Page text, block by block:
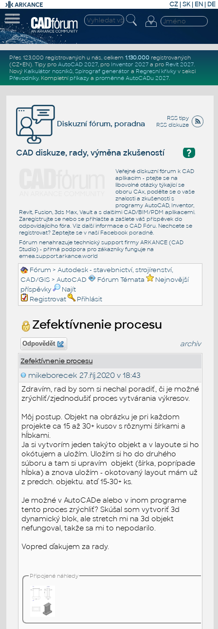
CZ | SK| EN | DE
Přes 123.000 registrovaných u nás, celkem 1.130.000registrovaných
(CZ+EN). Tipy pro AutoCAD 2027, pro Inventor 2027a pro Revit 2027.
Nový Kalkulátor nosníků, Spirograf generátor a Regresní křivkyv sekci
Převodníky. Kompletní příkazya proměnné AutoCADu 2027.
RSS tipy
RSS diskuze
Diskuzní fórum, poradna
?
CAD diskuze, rady, výměna zkušeností
Veřejné diskuzní fórum k CAD
aplikacím - ptejte se na
libovolné otázky týkající se
oboru CAx, podělte se o vaše
znalosti a zkušenosti s
programy AutoCAD, Inventor,
Revit, Fusion, 3ds Max, Vault a s dalšími CAD/BIM/PDM aplikacemi.
Zaregistrujte se nebo se přihlašte a zašlete váš příspěvek do
odpovídajícího fóra. Viz další informace o CAD Fóru. Nechcete se
registrovat? Zeptejte se v naší Facebook poradně.
Fórum nenahrazuje technický support firmy ARKANCE (CAD
Studio) - přímá podpora pro zákazníky funguje na
emea.support.arkance.world
Fórum >Autodesk - stavebnictví, strojírenství,
CAD/GIS >AutoCAD Fórum Témata
Nejnovější
příspěvky
Najít
Registrovat
Přihlásit
Zefektívnenie procesu
Odpovědět archiv
Zefektívnenie procesu
mikeborecek 27.říj.2020 v 18:43
Zdravím, rad by som si nechal poradiť, či je možné
zrýchliť/zjednodušiť proces vytvárania výkresov.
Môj postup. Objekt na obrázku je pri každom
projekte ca 15 až 30+ kusov s rôznymi šírkami a
hĺbkami.
Ja si vytvorím jeden takýto objekt a v layoute si ho
okótujem a uložím. Uložím si ho do druhého
súboru a tam si upravím objekt (šírka, poprípade
hĺbka) a znova uložím - okotovaný layout mám už
z predch. objektu. atď 15-30+ ks.
Je možné v AutoCADe alebo v inom programe
tento proces zrýchliť? Skúšal som vytvoriť 3d
dynamický blok, ale stretch mi na 3d objekt
nefungoval, takže sa mi to nepodarilo.
Vopred ďakujem za rady.
Připojené náhledy